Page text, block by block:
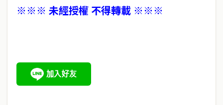
※※※ 未經授權 不得轉載 ※※※